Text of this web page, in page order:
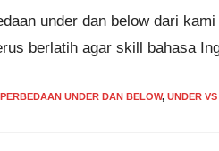
under dan below dari
berlatih agar skill bahasa
PERBEDAAN UNDER DAN BELOW, UNDER